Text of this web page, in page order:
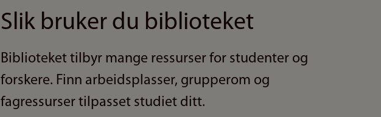
Slik bruker du biblioteket
Biblioteket tilbyr mange ressurser for studenter og
forskere. Finn arbeidsplasser, grupperom og
fagressurser tilpasset studiet ditt.